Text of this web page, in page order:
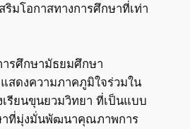
ริมโอกาสทางการศึกษาที่เท่า
รศึกษามัธยมศึกษา
สดงความภาคภูมิใจร่วมใน
เรียนขุนยวมวิทยา ที่เป็นแบบ
าที่มุ่งมั่นพัฒนาคุณภาพการ